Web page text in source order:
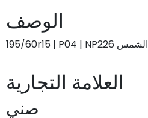
الوصف
الشمس 195/60r15 | P04 | NP226
العلامة التجارية
صني